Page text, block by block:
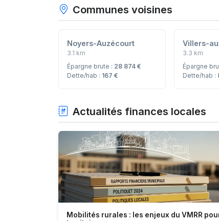
Communes voisines
Noyers-Auzécourt
3.1 km
Épargne brute : 28 874 €
Dette/hab : 167 €
Villers-
3.3 km
Épargne
Dette/hab :
Actualités finances locales
Mobilités rurales : les enjeux du VMRR